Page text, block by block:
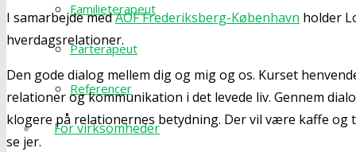
Familieterapeut
Parterapeut
Referencer
For virksomheder
I samarbejde medAOF Frederiksberg-København holder
hverdagsrelationer.
Den gode dialog mellem dig og mig og os. Kurset
relationer og kommunikation i det levede liv. Gennem
klogere på relationernes betydning. Der vil være kaffe og
se jer.